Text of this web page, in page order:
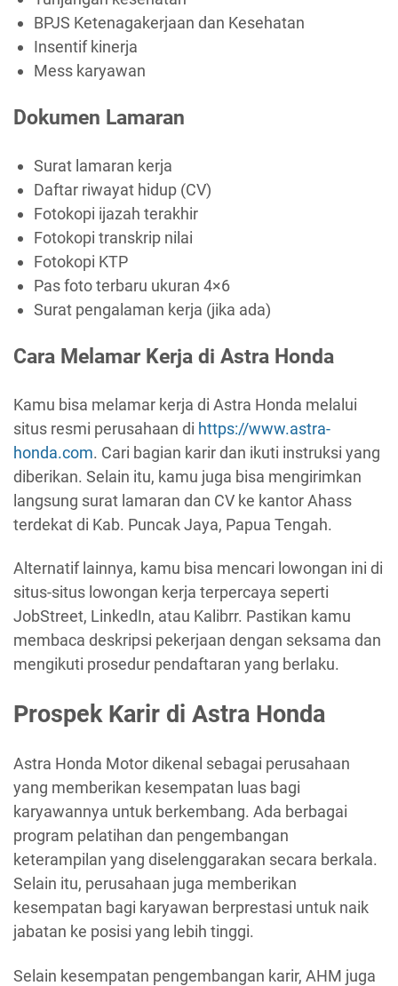
BPJS Ketenagakerjaan dan Kesehatan
Insentif kinerja
Mess karyawan
Dokumen Lamaran
Surat lamaran kerja
Daftar riwayat hidup (CV)
Fotokopi ijazah terakhir
Fotokopi transkrip nilai
Fotokopi KTP
Pas foto terbaru ukuran 4×6
Surat pengalaman kerja (jika ada)
Cara Melamar Kerja di Astra Honda
Kamu bisa melamar kerja di Astra Honda melalui
situs resmi perusahaan di https://www.astra-
honda.com. Cari bagian karir dan ikuti instruksi yang
diberikan. Selain itu, kamu juga bisa mengirimkan
langsung surat lamaran dan CV ke kantor Ahass
terdekat di Kab. Puncak Jaya, Papua Tengah.
Alternatif lainnya, kamu bisa mencari lowongan ini di
situs-situs lowongan kerja terpercaya seperti
JobStreet, LinkedIn, atau Kalibrr. Pastikan kamu
membaca deskripsi pekerjaan dengan seksama dan
mengikuti prosedur pendaftaran yang berlaku.
Prospek Karir di Astra Honda
Astra Honda Motor dikenal sebagai perusahaan
yang memberikan kesempatan luas bagi
karyawannya untuk berkembang. Ada berbagai
program pelatihan dan pengembangan
keterampilan yang diselenggarakan secara berkala.
Selain itu, perusahaan juga memberikan
kesempatan bagi karyawan berprestasi untuk naik
jabatan ke posisi yang lebih tinggi.
Selain kesempatan pengembangan karir, AHM juga